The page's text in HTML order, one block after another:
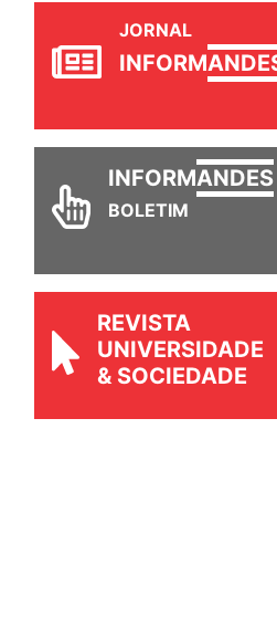
JORNAL
INFORM
REVISTA
UNIVERSIDADE